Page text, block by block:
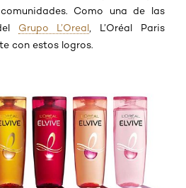
Como una de las
Grupo L’Oreal , L’Oréal Paris
con estos logros.